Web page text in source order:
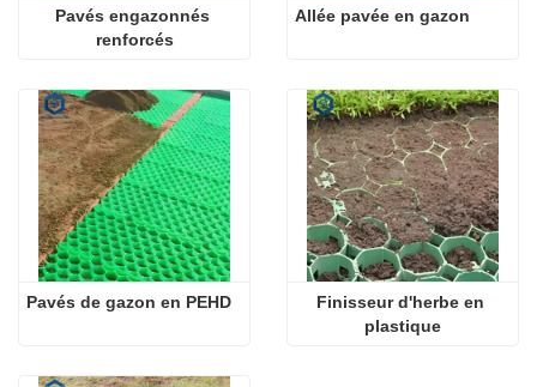
Pavés engazonnés
renforcés
Allée pavée en gazon
Pavés de gazon en PEHD
Finisseur d'herbe en
plastique